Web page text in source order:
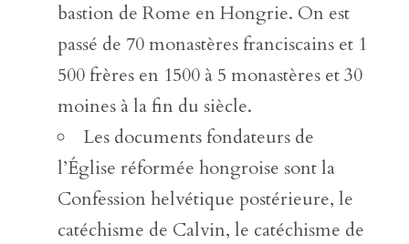
bastion de Rome en Hongrie. On est
passé de 70 monastères franciscains et 1
500 frères en 1500 à 5 monastères et 30
moines à la fin du siècle.
Les documents fondateurs de
l’Église réformée hongroise sont la
Confession helvétique postérieure, le
catéchisme de Calvin, le catéchisme de